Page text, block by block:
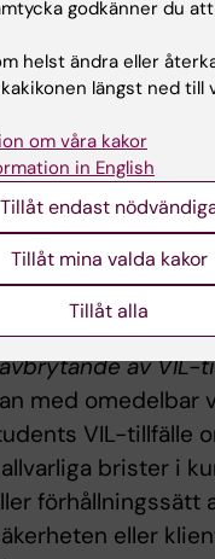
kan innebära
kan ta igen
ges.
antalet
en student har
på
att delta
erbjuds endast i
kurstillfällen.
av VIL-
med omedelbar
VIL-tillfälle
brister i
förhållningssätt
eller
godkänner du
helst ändra eller
längst ned till
om våra kakor
in English
Tillåt endast
Tillåt mina valda kakor
Tillåt alla